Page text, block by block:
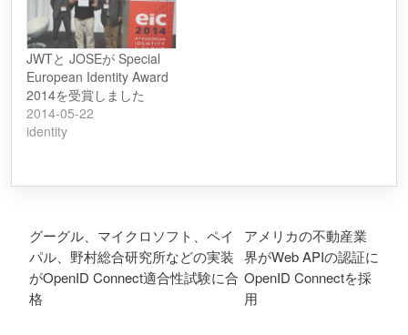
JWTと JOSEが Special
European Identity Award
2014を受賞しました
2014-05-22
identity
投稿ナビゲーション
グーグル、マイクロソフト、ペイ
パル、野村総合研究所などの実装
がOpenID Connect適合性試験に合
格
アメリカの不動産業
界がWeb APIの認証に
OpenID Connectを採
用